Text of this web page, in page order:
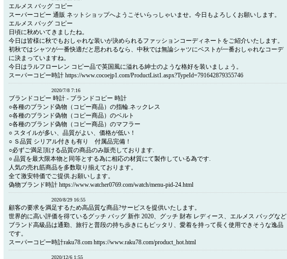
エルメス バッグ コピー
スーパーコピー 通販 ネットショップへようこそいらっしゃいませ。今日もよろしくお願いします。
エルメス バッグ コピー
日頃に秋めいてきましたね。
今日は皆様に秋でもおしゃれな装いが決められるファッションコーディネートをご紹介いたします。
初秋ではシャツが一番快適だと思われるなら、中秋では無論シャツにベストが一番おしゃれなコーデ
に決まっていますね。
今日はラルフローレン コピー品で英国風に溢れる紳士のような格好を装いましょう。
スーパーコピー時計 https://www.cocoejp1.com/ProductList1.aspx?TypeId=791642879355746
2020/7/8 7:16
ブランドコピー 時計 - ブランドコピー 時計
○各種のブランド偽物（コピー商品）の指輪.ネックレス
○各種のブランド偽物（コピー商品）のベルト
○各種のブランド偽物（コピー商品）のマフラー
○ スタイルが多い、品質がよい、価格が低い！
○ Ｓ品質 シリアル付きも有り 付属品完備！
○必ずご満足頂ける品質の商品のみ販売しております.
○ 品質を最大限本物と同等とする為に相応の材質にて製作している為です.
人気の売れ筋商品を多数取り揃えております。
全て激安特価でご提供.お願いします。
偽物ブランド時計 https://www.watcher0769.com/watch/menu-pid-24.html
2020/8/29 16:55
顧客の要求を満足するため高品質な商品?サービスを提供いたします。
世界的に高い評価を得ているグッチ バッグ 新作 2020、グッチ 財布 レディース、エルメス バッグなど
ブランド高級品は通勤、旅行と普段の持ち歩きにもピッタリ、愛着を持って長く使用できそうな逸品
です。
スーパーコピー時計raku78.com https://www.raku78.com/product_hot.html
2020/12/6 1:55